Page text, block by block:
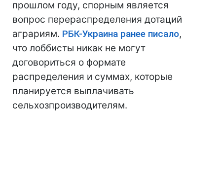
прошлом году, спорным является
вопрос перераспределения дотаций
аграриям. РБК-Украина ранее писало,
что лоббисты никак не могут
договориться о формате
распределения и суммах, которые
планируется выплачивать
сельхозпроизводителям.